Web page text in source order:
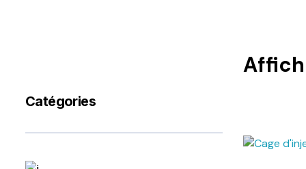
Catégories